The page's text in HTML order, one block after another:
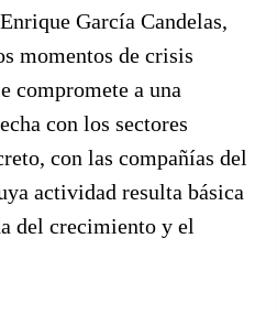
García Candelas,
momentos de crisis
compromete a una
con los sectores
con las compañías del
actividad resulta básica
del crecimiento y el